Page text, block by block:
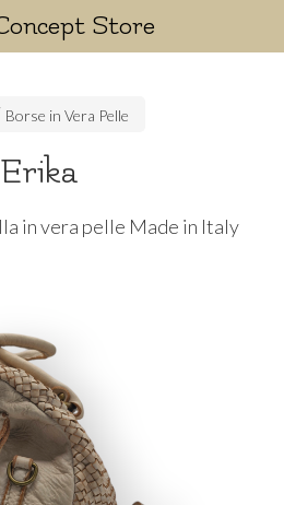
Store
Borse in Vera Pelle
Erika
in vera pelle Made in Italy